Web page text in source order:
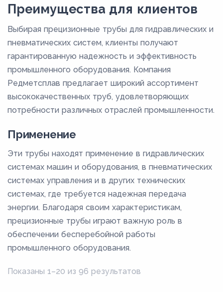
Преимущества для клиентов
Выбирая прецизионные трубы для гидравлических и
пневматических систем, клиенты получают
гарантированную надежность и эффективность
промышленного оборудования. Компания
Редметсплав предлагает широкий ассортимент
высококачественных труб, удовлетворяющих
потребности различных отраслей промышленности.
Применение
Эти трубы находят применение в гидравлических
системах машин и оборудования, в пневматических
системах управления и в других технических
системах, где требуется надежная передача
энергии. Благодаря своим характеристикам,
прецизионные трубы играют важную роль в
обеспечении бесперебойной работы
промышленного оборудования.
Показаны 1–20 из 96 результатов